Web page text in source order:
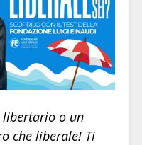
libertario o un
che liberale! Ti